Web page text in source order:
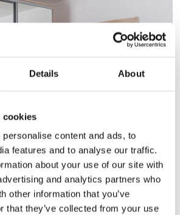
Details About
cookies
content and ads, to
features and to analyse our traffic.
about your use of our site with
and analytics partners who
other information that you’ve
that they’ve collected from your use
let kan samles og flyttes igen
udførelse med 1-3 fyldninger